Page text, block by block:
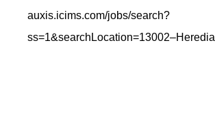
auxis.icims.com/jobs/search?
ss=1&searchLocation=13002–Heredia